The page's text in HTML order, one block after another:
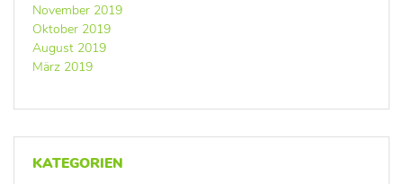
November 2019
Oktober 2019
August 2019
März 2019
KATEGORIEN